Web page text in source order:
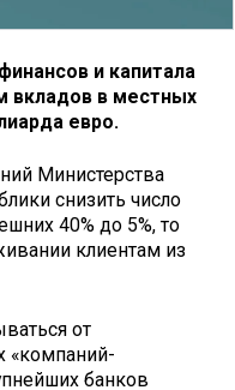
и капитала
вкладов в местных
евро.
Министерства
снизить число
40% до 5%, то
клиентам из
от
«компаний-
банков